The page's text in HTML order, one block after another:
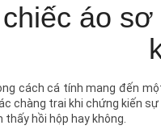
áo
cách cá tính mang đến
chàng trai khi chứng kiến
hồi hộp hay không.